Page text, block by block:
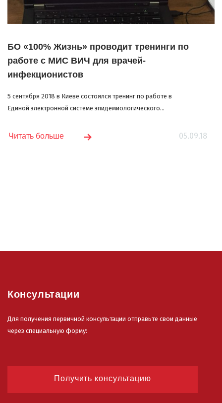
БО «100% Жизнь» проводит тренинги по
работе с МИС ВИЧ для врачей-
инфекционистов
5 сентября 2018 в Киеве состоялся тренинг по работе в
Единой электронной системе эпидемиологического...
05.09.18
Читать больше
Консультации
Для получения первичной консультации отправьте свои данные
через специальную форму:
Получить консультацию